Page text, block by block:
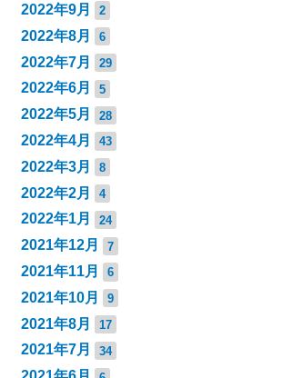
2022年9月 2
2022年8月 6
2022年7月 29
2022年6月 5
2022年5月 28
2022年4月 43
2022年3月 8
2022年2月 4
2022年1月 24
2021年12月 7
2021年11月 6
2021年10月 9
2021年8月 17
2021年7月 34